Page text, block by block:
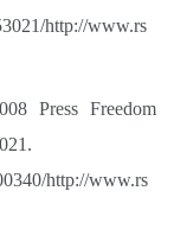
http://www.rs
Press Freedom
http://www.rs